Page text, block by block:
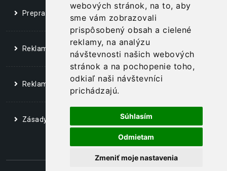
webových stránok, na to, aby
sme vám zobrazovali
prispôsobený obsah a cielené
reklamy, na analýzu
návštevnosti našich webových
stránok a na pochopenie toho,
odkiaľ naši návštevníci
prichádzajú.
Súhlasím
Odmietam
Zmeniť moje nastavenia
Prepravný poriadok
Reklamačný poriadok
Reklamačný protokol
Zásady spracovania osobných údajov